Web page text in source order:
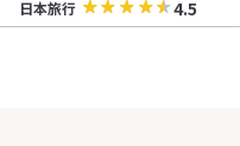
日本旅行 4.5